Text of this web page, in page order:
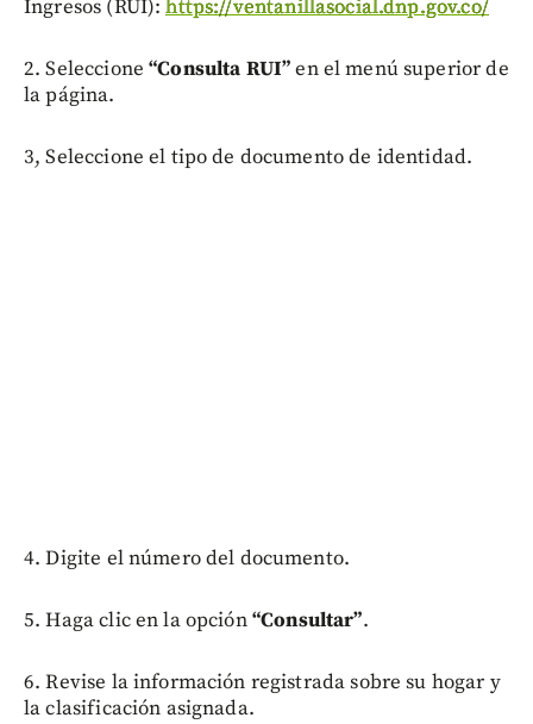
Ingresos (RUI):https://ventanillasocial.dnp.gov.co/
2. Seleccione“Consulta RUI”en el menú superior de
la página.
3, Seleccione el tipo de documento de identidad.
4. Digite el número del documento.
5. Haga clic en la opción“Consultar”.
6. Revise la información registrada sobre su hogar y
la clasificación asignada.